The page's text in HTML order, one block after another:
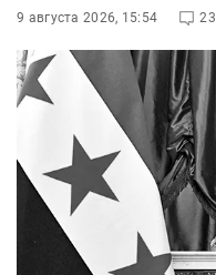
9 августа 2026, 15:54 23